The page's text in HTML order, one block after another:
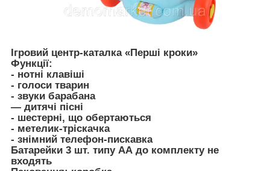
Ігровий центр-каталка «Перші кроки»
Функції:
- нотні клавіші
- голоси тварин
- звуки барабана
— дитячі пісні
- шестерні, що обертаються
- метелик-тріскачка
- знімний телефон-пискавка
Батарейки 3 шт. типу АА до комплекту не
входять